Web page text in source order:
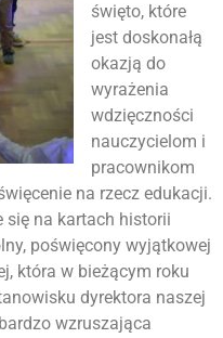
święto, które
jest doskonałą
okazją do
wyrażenia
wdzięczności
nauczycielom i
pracownikom
na rzecz edukacji.
się na kartach historii
poświęcony wyjątkowej
która w bieżącym roku
dyrektora naszej
wzruszająca